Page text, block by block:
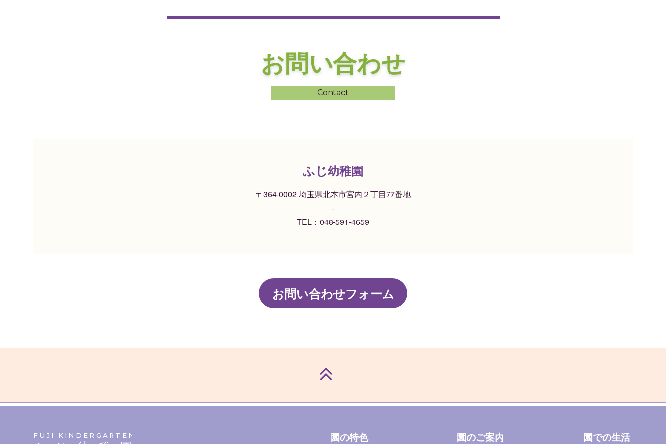
お問い合わせ
Contact
ふじ幼稚園
〒364-0002 埼玉県北本市宮内２丁目77番地
-
TEL： 048-591-4659
お問い合わせフォーム
FUJI KINDERGARTEN 園の特色 園のご案内 園での生活